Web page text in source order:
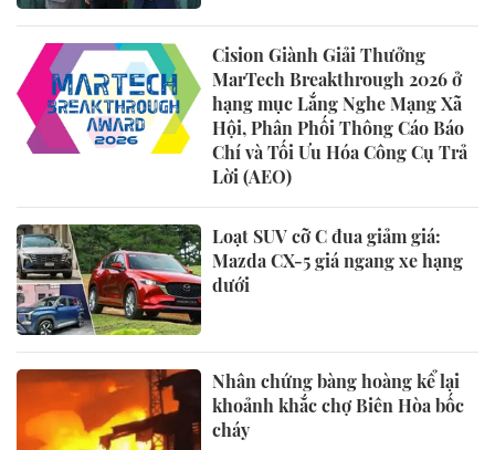
Cision Giành Giải Thưởng
MarTech Breakthrough 2026 ở
hạng mục Lắng Nghe Mạng Xã
Hội, Phân Phối Thông Cáo Báo
Chí và Tối Ưu Hóa Công Cụ Trả
Lời (AEO)
Loạt SUV cỡ C đua giảm giá:
Mazda CX-5 giá ngang xe hạng
dưới
Nhân chứng bàng hoàng kể lại
khoảnh khắc chợ Biên Hòa bốc
cháy